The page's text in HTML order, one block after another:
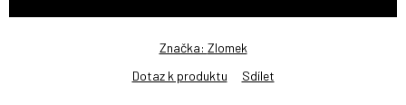
Značka: Zlomek
Dotaz k produktu
Sdílet